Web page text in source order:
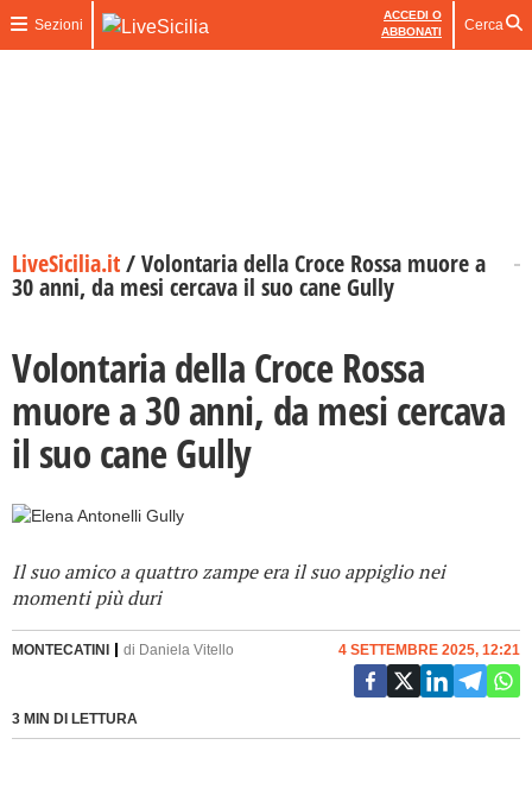
Sezioni
ACCEDI O
ABBONATI
Cerca
LiveSicilia.it/Volontaria della Croce Rossa muore a
30 anni, da mesi cercava il suo cane Gully
Volontaria della Croce Rossa
muore a 30 anni, da mesi cercava
il suo cane Gully
Il suo amico a quattro zampe era il suo appiglio nei
momenti più duri
MONTECATINI di Daniela Vitello
3 MIN DI LETTURA
4 SETTEMBRE 2025, 12:21